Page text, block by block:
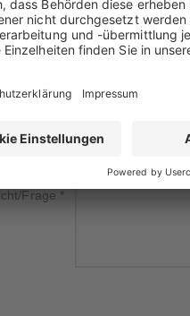
Land
Frage *